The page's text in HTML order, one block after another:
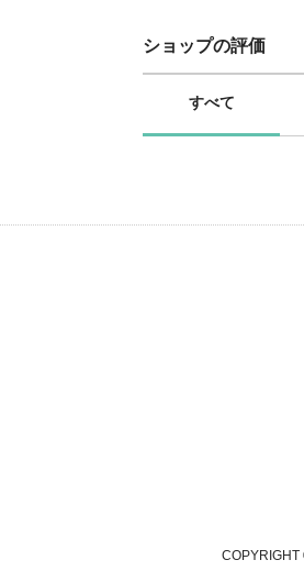
ショップの評価
すべて